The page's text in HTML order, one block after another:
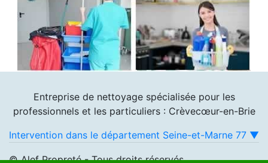
Entreprise de nettoyage spécialisée pour les
professionnels et les particuliers : Crèvecœur-en-Brie
Intervention dans le département Seine-et-Marne 77 ▼
© Alef Propreté - Tous droits réservés